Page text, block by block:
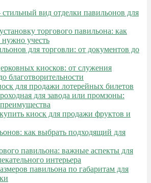
вид отделки павильонов для
торгового павильона: как
учесть
для торговли: от документов до
киосков: от служения
благотворительности
для продажи лотерейных билетов
для завода или промзоны:
киоск для продажи фруктов и
как выбрать подходящий для
павильона: важные аспекты для
интерьера
павильона по габаритам для